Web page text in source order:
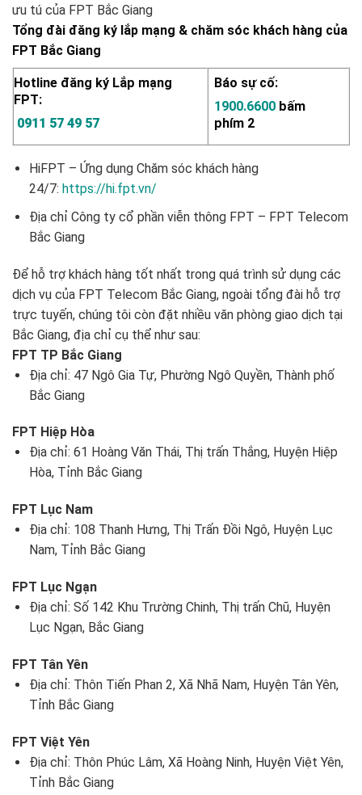
ưu tú của FPT Bắc Giang
Tổng đài đăng ký lắp mạng & chăm sóc khách hàng của
FPT Bắc Giang
Hotline đăng ký Lắp mạng
FPT:
0911 57 49 57
Báo sự cố:
1900.6600 bấm
phím 2
HiFPT – Ứng dụng Chăm sóc khách hàng
24/7: https://hi.fpt.vn/
Địa chỉ Công ty cổ phần viễn thông FPT – FPT Telecom
Bắc Giang
Để hỗ trợ khách hàng tốt nhất trong quá trình sử dụng các
dịch vụ của FPT Telecom Bắc Giang, ngoài tổng đài hỗ trợ
trực tuyến, chúng tôi còn đặt nhiều văn phòng giao dịch tại
Bắc Giang, địa chỉ cụ thể như sau:
FPT TP Bắc Giang
Địa chỉ: 47 Ngô Gia Tự, Phường Ngô Quyền, Thành phố
Bắc Giang
FPT Hiệp Hòa
Địa chỉ: 61 Hoàng Văn Thái, Thị trấn Thắng, Huyện Hiệp
Hòa, Tỉnh Bắc Giang
FPT Lục Nam
Địa chỉ: 108 Thanh Hưng, Thị Trấn Đồi Ngô, Huyện Lục
Nam, Tỉnh Bắc Giang
FPT Lục Ngạn
Địa chỉ: Số 142 Khu Trường Chinh, Thị trấn Chũ, Huyện
Lục Ngạn, Bắc Giang
FPT Tân Yên
Địa chỉ: Thôn Tiến Phan 2, Xã Nhã Nam, Huyện Tân Yên,
Tỉnh Bắc Giang
FPT Việt Yên
Địa chỉ: Thôn Phúc Lâm, Xã Hoàng Ninh, Huyện Việt Yên,
Tỉnh Bắc Giang